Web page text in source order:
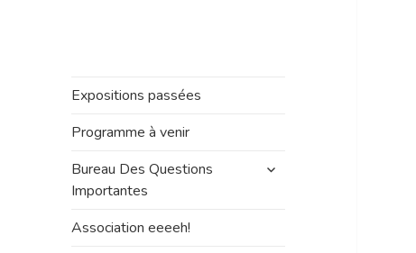
Expositions passées
Programme à venir
Bureau Des Questions
Importantes
ouvrir
Association eeeeh!